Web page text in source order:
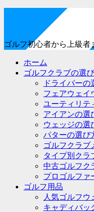
ゴルフ初心者から上級者
ホーム
ゴルフクラブの選
ドライバーの
フェアウェイ
ユーティリテ
アイアンの選
ウェッジの選
パターの選び
ゴルフクラブ
タイプ別クラ
中古ゴルフク
プロゴルファ
ゴルフ用品
人気ゴルフウ
キャディバッ